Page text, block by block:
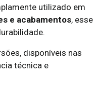
utilizado em
e acabamentos, esse
disponíveis nas
técnica e